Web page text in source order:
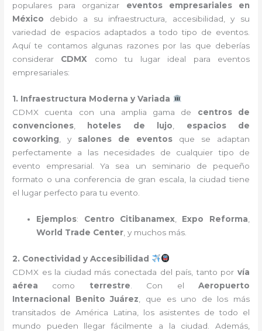
populares para organizar eventos empresariales en
México debido a su infraestructura, accesibilidad, y su
variedad de espacios adaptados a todo tipo de eventos.
Aquí te contamos algunas razones por las que deberías
considerar CDMX como tu lugar ideal para eventos
empresariales:
1. Infraestructura Moderna y Variada
CDMX cuenta con una amplia gama de centros de
convenciones
hoteles de lujo
espacios de
coworking , y salones de eventos que se adaptan
perfectamente a las necesidades de cualquier tipo de
evento empresarial. Ya sea un seminario de pequeño
formato o una conferencia de gran escala, la ciudad tiene
el lugar perfecto para tu evento.
Ejemplos: Centro Citibanamex Expo Reforma
World Trade Center , y muchos más.
2. Conectividad y Accesibilidad
CDMX es la ciudad más conectada del país, tanto por vía
aérea como terrestre . Con el Aeropuerto
Internacional Benito Juárez , que es uno de los más
transitados de América Latina, los asistentes de todo el
mundo pueden llegar fácilmente a la ciudad. Además,